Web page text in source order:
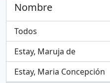
Nombre
Todos
Estay, Maruja de
, 1 resultados
Estay, Maria Concepción
, 1 resultados